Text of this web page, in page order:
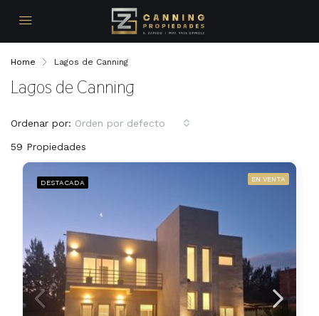
Home Lagos de Canning
Lagos de Canning
59 Propiedades
Ordenar por: Orden por defecto
DESTACADA EN VENTA